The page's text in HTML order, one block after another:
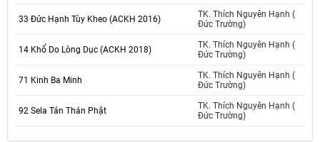
33 Đức Hạnh Tùy Kheo (ACKH 2016)
TK. Thích Nguyên Hạnh (
Đức Trường)
14 Khổ Do Lòng Dục (ACKH 2018)
TK. Thích Nguyên Hạnh (
Đức Trường)
71 Kinh Ba Minh
TK. Thích Nguyên Hạnh (
Đức Trường)
92 Sela Tán Thán Phật
TK. Thích Nguyên Hạnh (
Đức Trường)